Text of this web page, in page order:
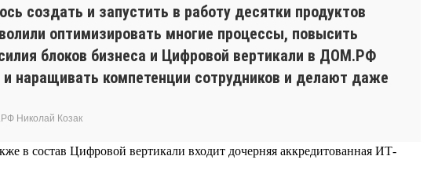
создать и запустить в работу десятки продуктов
оптимизировать многие процессы, повысить
блоков бизнеса и Цифровой вертикали в ДОМ.РФ
наращивать компетенции сотрудников и делают даже
Николай Козак
в состав Цифровой вертикали входит дочерняя аккредитованная ИТ-